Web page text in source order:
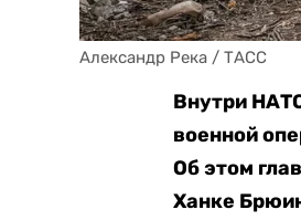
Александр Река / ТАСС
Внутри
военной
Об этом
Ханке